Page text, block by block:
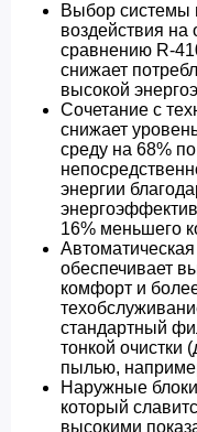
Выбор системы
воздействия
сравнению R-
снижает
высокой
Сочетание с
снижает
среду на 68%
энергии
16% меньшего
обеспечивает
комфорт и
стандартный
тонкой очистки
пылью,
Наружные
который
высокими